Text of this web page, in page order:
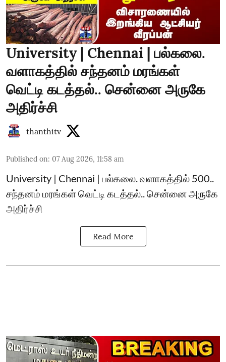
University | Chennai | பல்கலை.
வளாகத்தில் சந்தனம் மரங்கள்
வெட்டி கடத்தல்.. சென்னை அருகே
அதிர்ச்சி
thanthitv
Published on: 07 Aug 2026, 11:58 am
University | Chennai | பல்கலை. வளாகத்தில் 500..
சந்தனம் மரங்கள் வெட்டி கடத்தல்.. சென்னை அருகே
அதிர்ச்சி
Read More